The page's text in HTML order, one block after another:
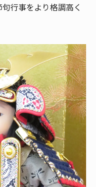
行事をより格調高く